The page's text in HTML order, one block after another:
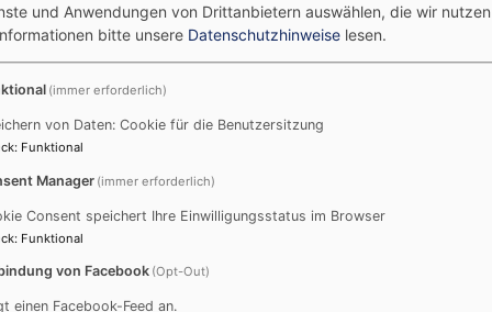
sind:
sonntags um 09:30 Uhr
2. und 4. Sonntag / Monat um 11:00 Uhr
zu Gottesdiensten entnehmen Sie bitte dem
und Anwendungen von Drittanbietern auswählen, die wir
bitte unsere Datenschutzhinweise lesen.
(immer erforderlich)
von Daten: Cookie für die Benutzersitzung
: Funktional
Manager (immer erforderlich)
Consent speichert Ihre Einwilligungsstatus im Browser
: Funktional
von Facebook (Opt-Out)
einen Facebook-Feed an.